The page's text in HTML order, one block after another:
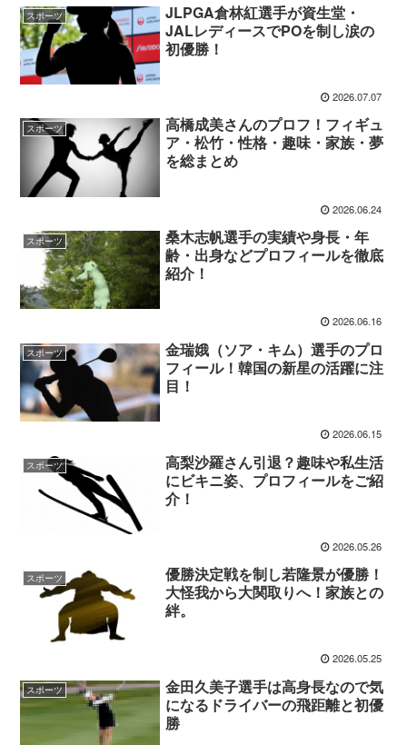
スポーツ
JLPGA倉林紅選手が資生堂・
JALレディースでPOを制し涙の
初優勝！
2026.07.07
スポーツ
高橋成美さんのプロフ！フィギュ
ア・松竹・性格・趣味・家族・夢
を総まとめ
2026.06.24
スポーツ
桑木志帆選手の実績や身長・年
齢・出身などプロフィールを徹底
紹介！
2026.06.16
スポーツ
金瑞娥（ソア・キム）選手のプロ
フィール！韓国の新星の活躍に注
目！
2026.06.15
スポーツ
高梨沙羅さん引退？趣味や私生活
にビキニ姿、プロフィールをご紹
介！
2026.05.26
スポーツ
優勝決定戦を制し若隆景が優勝！
大怪我から大関取りへ！家族との
絆。
2026.05.25
スポーツ
金田久美子選手は高身長なので気
になるドライバーの飛距離と初優
勝